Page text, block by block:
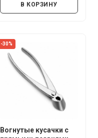
В КОРЗИНУ
-30%
Вогнутые кусачки с